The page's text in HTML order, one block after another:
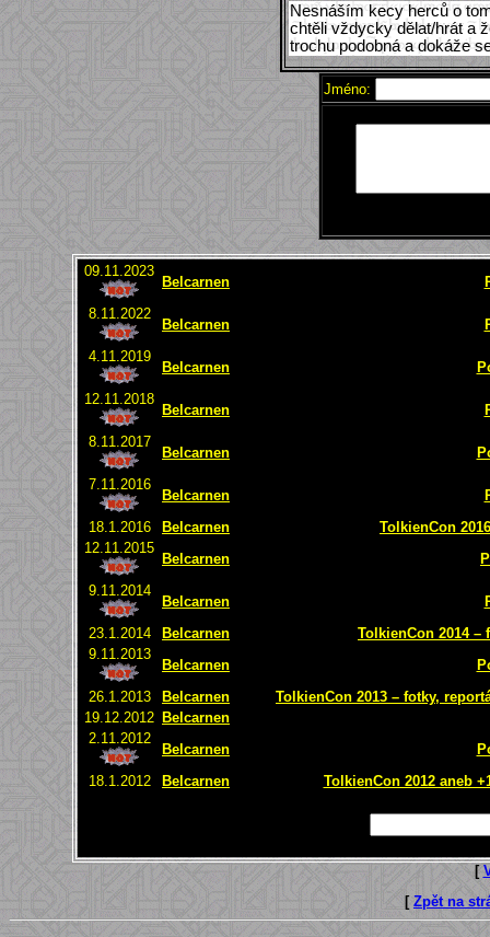
Nesnáším kecy herců o
chtěli vždycky dělat/hrát a
trochu podobná a dokáže
Jméno:
09.11.2023
Belcarnen
8.11.2022
Belcarnen
4.11.2019
Belcarnen
12.11.2018
Belcarnen
8.11.2017
Belcarnen
7.11.2016
Belcarnen
18.1.2016
Belcarnen
TolkienCon
12.11.2015
Belcarnen
9.11.2014
Belcarnen
23.1.2014
Belcarnen
TolkienCon 2014 –
9.11.2013
Belcarnen
26.1.2013
Belcarnen
TolkienCon 2013 – fotky,
19.12.2012 Belcarnen
2.11.2012
Belcarnen
18.1.2012
Belcarnen TolkienCon 2012 aneb
[
[ Zpět na